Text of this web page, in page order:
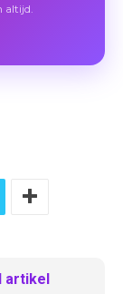
altijd.
artikel